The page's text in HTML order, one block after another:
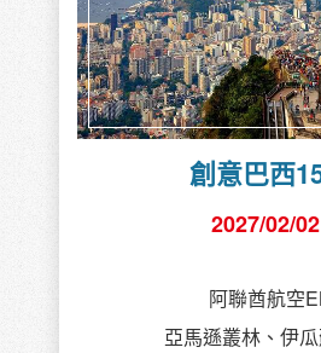
創意巴西
2027/02/02
阿聯酋航空
亞馬遜叢林、伊